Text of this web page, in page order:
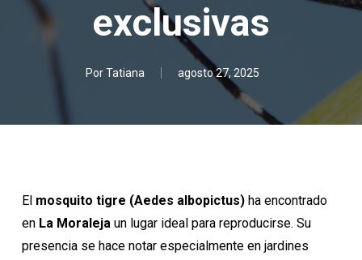
exclusivas
Por Tatiana agosto 27, 2025
El mosquito tigre (Aedes albopictus)ha encontrado
en La Moralejaun lugar ideal para reproducirse. Su
presencia se hace notar especialmente en jardines